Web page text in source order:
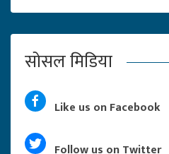
सोसल मिडिया
Like us on Facebook
Follow us on Twitter